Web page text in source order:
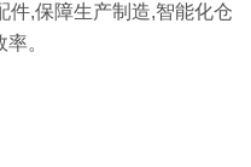
件,保障生产制造,智能化仓
。